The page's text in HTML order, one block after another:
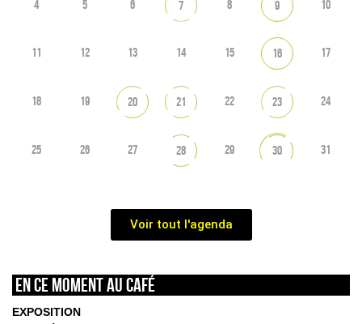
4 5 6 7 8 9 10
11 12 13 14 15 16 17
18 19 20 21 22 23 24
25 26 27 28 29 30 31
Voir tout l'agenda
En ce moment au café
EXPOSITION